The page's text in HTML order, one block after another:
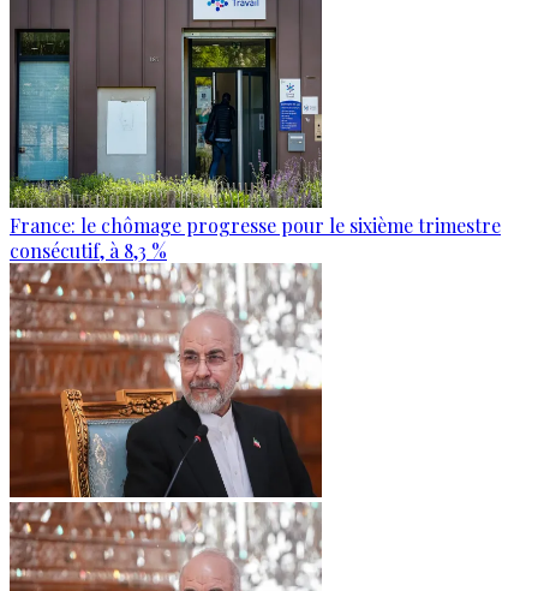
France: le chômage progresse pour le sixième trimestre
consécutif, à 8,3 %